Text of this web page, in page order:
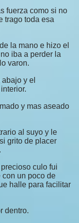
fuerza como si no
trago toda esa
la mano e hizo el
iba a perder la
varon.
y el
y mas aseado
al suyo y le
grito de placer
culo fui
con un poco de
halle para facilitar
dentro.